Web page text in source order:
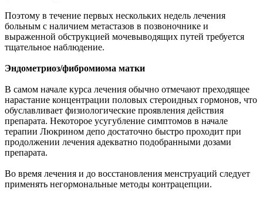
Поэтому в течение первых нескольких недель лечения
больным с наличием метастазов в позвоночнике и
выраженной обструкцией мочевыводящих путей требуется
тщательное наблюдение.
Эндометриоз/фибромиома матки
В самом начале курса лечения обычно отмечают преходящее
нарастание концентрации половых стероидных гормонов, что
обуславливает физиологические проявления действия
препарата. Некоторое усугубление симптомов в начале
терапии Люкрином депо достаточно быстро проходит при
продолжении лечения адекватно подобранными дозами
препарата.
Во время лечения и до восстановления менструаций следует
применять негормональные методы контрацепции.